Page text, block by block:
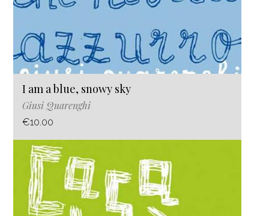
I am a blue, snowy sky
Giusi Quarenghi
€10.00